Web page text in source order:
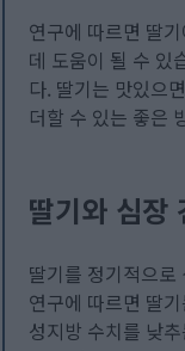
연구에 따르면 딸
데 도움이 될 수 있
다. 딸기는 맛있으
더할 수 있는 좋은
딸기와 심장
딸기를 정기적으로
연구에 따르면 딸
성지방 수치를 낮